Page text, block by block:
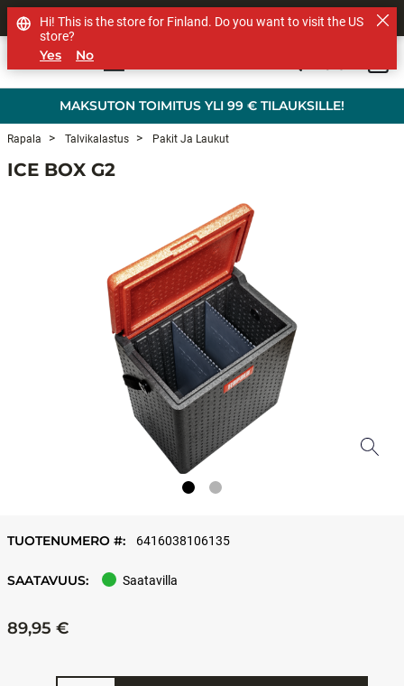
MAKSUTON TOIMITUS YLI 99 € TILAUKSILLE!
MUUT TUOTEMERKIT
Rapala Talvikalastus Pakit Ja Laukut
ICE BOX G2
TUOTENUMERO #: 6416038106135
SAATAVUUS: Saatavilla
89,95 €
Määrä
Hi! This is the store for Finland. Do you want to visit the US
store?
Yes No